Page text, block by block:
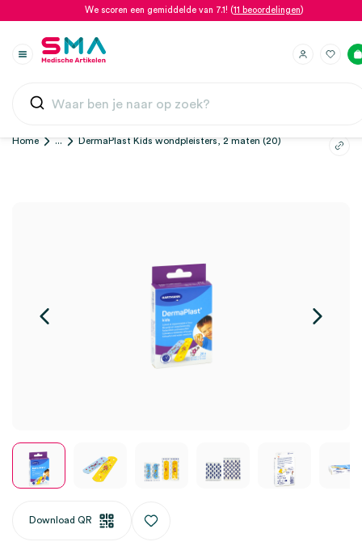
We scoren een gemiddelde van 7.1! (11 beoordelingen)
Home ... DermaPlast Kids wondpleisters, 2 maten (20)
Download QR